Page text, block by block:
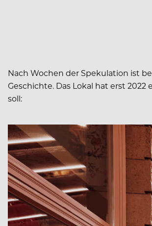
Nach Wochen der Spekulation ist
Geschichte. Das Lokal hat erst
soll: